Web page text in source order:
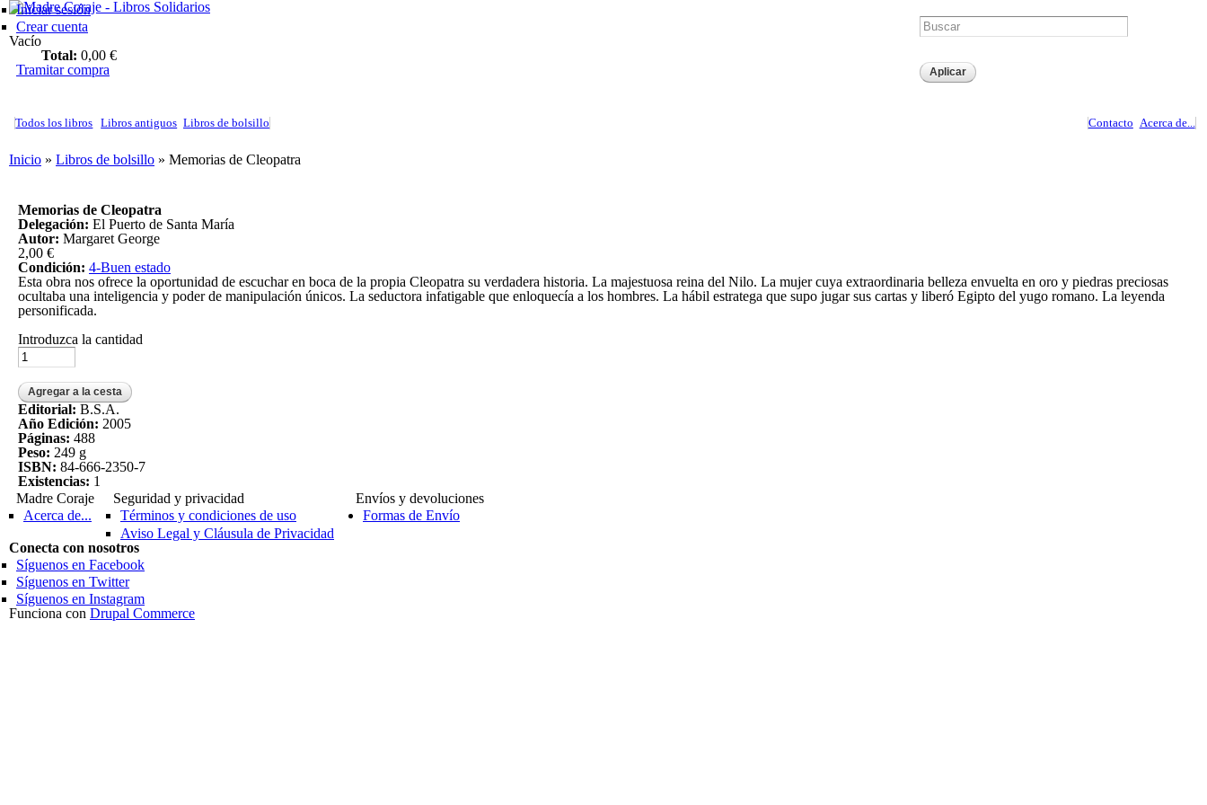
Iniciar sesión
Crear cuenta
Vacío
Total: 0,00 €
Tramitar compra
Madre Coraje - Libros Solidarios
Todos los libros Libros antiguos Libros de bolsillo Contacto Acerca de...
Usted está aquí
Inicio » Libros de bolsillo » Memorias de Cleopatra
Memorias de Cleopatra
Delegación: El Puerto de Santa María
Autor: Margaret George
2,00 €
Condición: 4-Buen estado
Esta obra nos ofrece la oportunidad de escuchar en boca de la propia Cleopatra su verdadera historia. La majestuosa reina del Nilo. La mujer cuya extraordinaria belleza envuelta en oro y piedras preciosas
ocultaba una inteligencia y poder de manipulación únicos. La seductora infatigable que enloquecía a los hombres. La hábil estratega que supo jugar sus cartas y liberó Egipto del yugo romano. La leyenda
personificada.
Introduzca la cantidad
Editorial: B.S.A.
Año Edición: 2005
Páginas: 488
Peso: 249 g
ISBN: 84-666-2350-7
Existencias: 1
Madre Coraje
Acerca de...
Seguridad y privacidad
Términos y condiciones de uso
Aviso Legal y Cláusula de Privacidad
Envíos y devoluciones
Formas de Envío
Conecta con nosotros
Síguenos en Facebook
Síguenos en Twitter
Síguenos en Instagram
Funciona con Drupal Commerce